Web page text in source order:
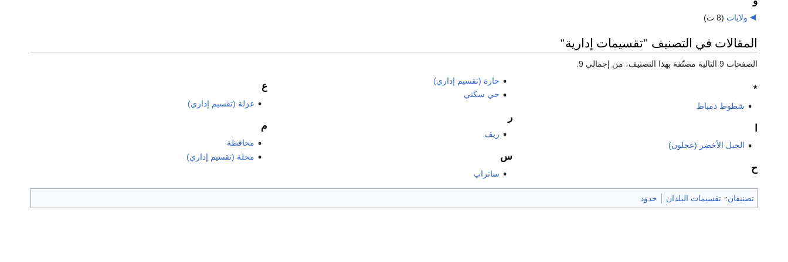
ولايات (8 ت)
المقالات في التصنيف "تقسيمات إدارية"
الصفحات 9 التالية مصنّفة بهذا التصنيف، من إجمالي 9.
*
شطوط دمياط
الجبل الأخضر (عجلون)
ح
حارة (تقسيم إداري)
حي سكني
ر
ريف
س
ساتراپ
ع
عزلة (تقسيم إداري)
م
محافظة
محلة (تقسيم إداري)
تصنيفان: تقسيمات البلدان حدود